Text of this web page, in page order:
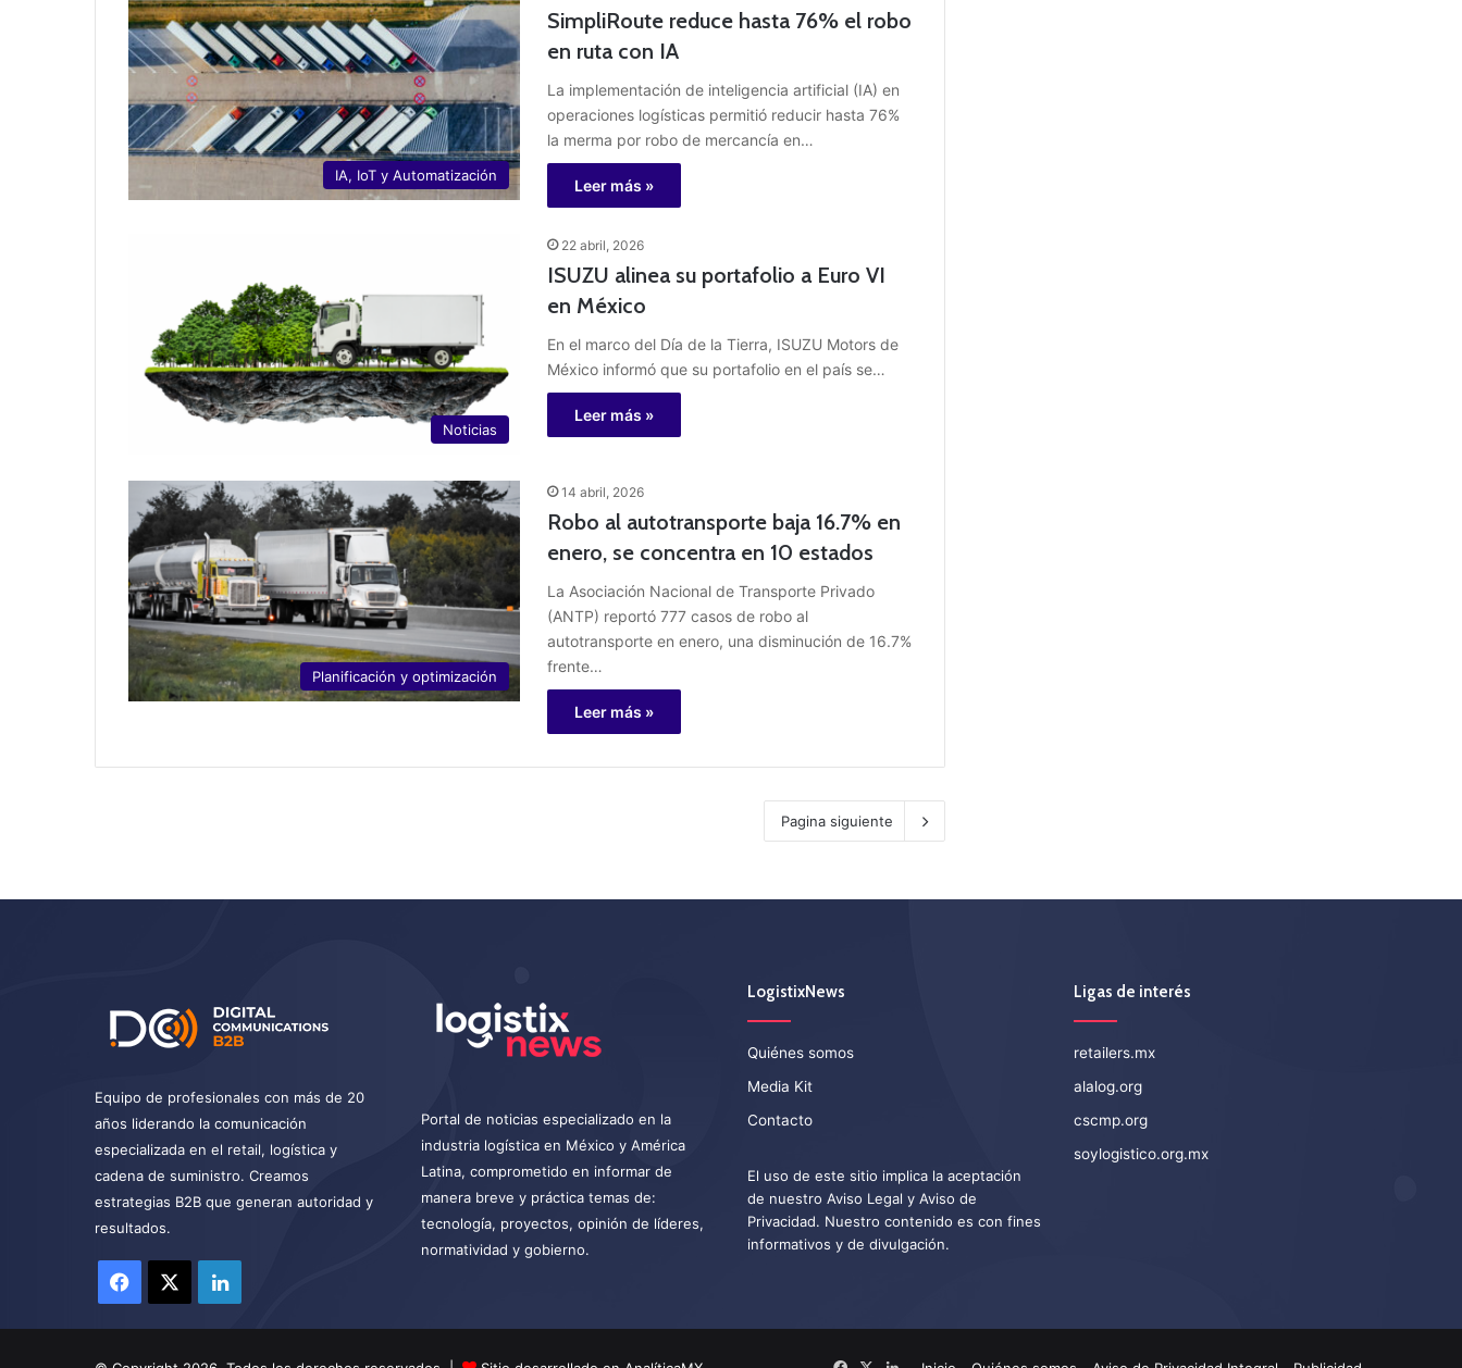
IA, IoT y Automatización
SimpliRoute reduce hasta 76% el robo
en ruta con IA
La implementación de inteligencia artificial (IA) en
operaciones logísticas permitió reducir hasta 76%
la merma por robo de mercancía en…
Leer más »
Noticias
22 abril, 2026
ISUZU alinea su portafolio a Euro VI
en México
En el marco del Día de la Tierra, ISUZU Motors de
México informó que su portafolio en el país se…
Leer más »
Planificación y optimización
14 abril, 2026
Robo al autotransporte baja 16.7% en
enero, se concentra en 10 estados
La Asociación Nacional de Transporte Privado
(ANTP) reportó 777 casos de robo al
autotransporte en enero, una disminución de 16.7%
frente…
Leer más »
Pagina siguiente
Equipo de profesionales con más de 20
años liderando la comunicación
especializada en el retail, logística y
cadena de suministro. Creamos
estrategias B2B que generan autoridad y
resultados.
Facebook LinkedIn
Portal de noticias especializado en la
industria logística en México y América
Latina, comprometido en informar de
manera breve y práctica temas de:
tecnología, proyectos, opinión de líderes,
normatividad y gobierno.
LogistixNews
Quiénes somos
Media Kit
Contacto
El uso de este sitio implica la aceptación
de nuestro Aviso Legal y Aviso de
Privacidad. Nuestro contenido es con fines
informativos y de divulgación.
Ligas de interés
retailers.mx
alalog.org
cscmp.org
soylogistico.org.mx